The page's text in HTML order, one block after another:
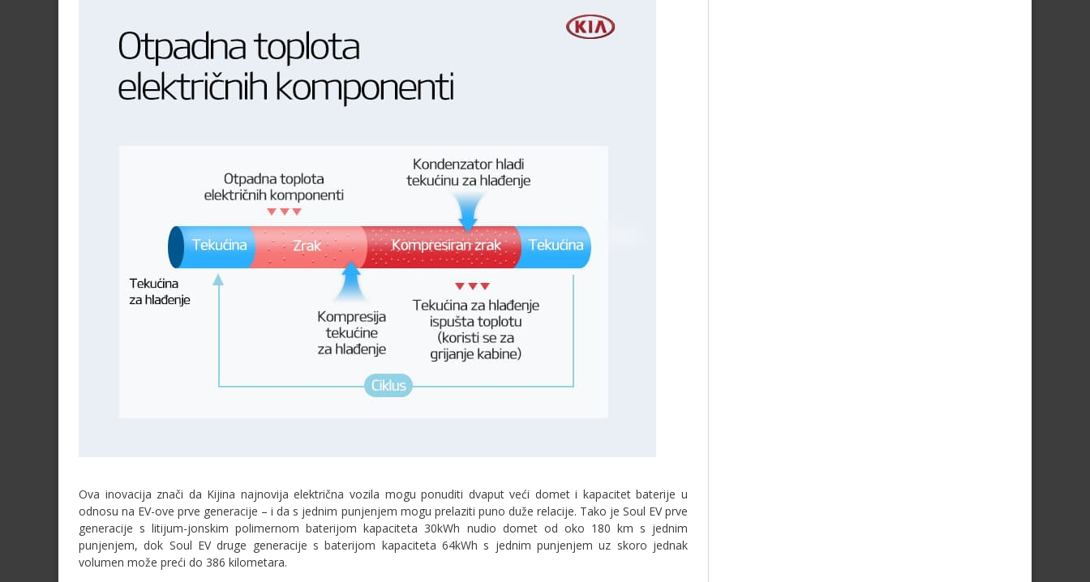
Ova inovacija znači da Kijina najnovija električna vozila mogu ponuditi dvaput veći domet i kapacitet baterije u
odnosu na EV-ove prve generacije – i da s jednim punjenjem mogu prelaziti puno duže relacije. Tako je Soul EV prve
generacije s litijum-jonskim polimernom baterijom kapaciteta 30kWh nudio domet od oko 180 km s jednim
punjenjem, dok Soul EV druge generacije s baterijom kapaciteta 64kWh s jednim punjenjem uz skoro jednak
volumen može preći do 386 kilometara.